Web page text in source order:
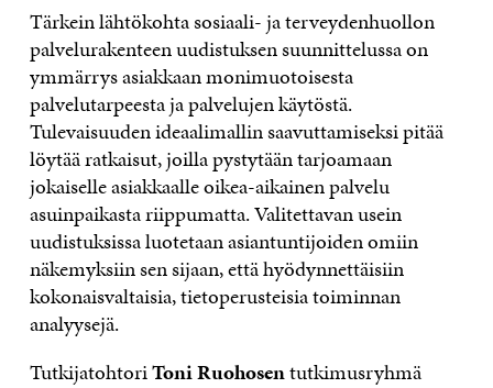
Tärkein lähtökohta sosiaali- ja terveydenhuollon
palvelurakenteen uudistuksen suunnittelussa on
ymmärrys asiakkaan monimuotoisesta
palvelutarpeesta ja palvelujen käytöstä.
Tulevaisuuden ideaalimallin saavuttamiseksi pitää
löytää ratkaisut, joilla pystytään tarjoamaan
jokaiselle asiakkaalle oikea-aikainen palvelu
asuinpaikasta riippumatta. Valitettavan usein
uudistuksissa luotetaan asiantuntijoiden omiin
näkemyksiin sen sijaan, että hyödynnettäisiin
kokonaisvaltaisia, tietoperusteisia toiminnan
analyysejä.
TutkijatohtoriToni Ruohosentutkimusryhmä